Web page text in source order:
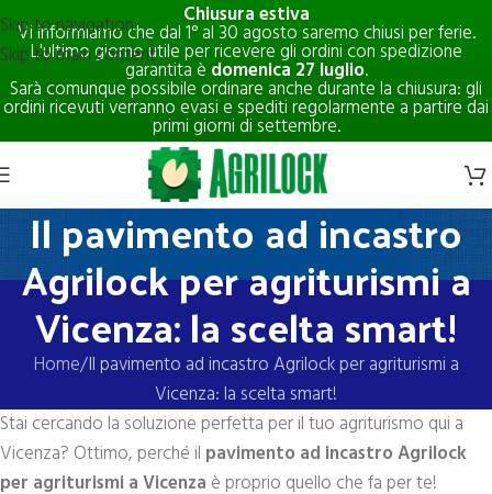
Chiusura estiva
Vi informiamo che dal 1° al 30 agosto saremo chiusi per ferie.
L'ultimo giorno utile per ricevere gli ordini con spedizione
garantita è domenica 27 luglio.
Sarà comunque possibile ordinare anche durante la chiusura: gli
ordini ricevuti verranno evasi e spediti regolarmente a partire dai
primi giorni di settembre.
Skip to navigation
Skip to main content
Il pavimento ad incastro
Agrilock per agriturismi a
Vicenza: la scelta smart!
Home Il pavimento ad incastro Agrilock per agriturismi a
Vicenza: la scelta smart!
Stai cercando la soluzione perfetta per il tuo agriturismo qui a
Vicenza? Ottimo, perché il pavimento ad incastro Agrilock
per agriturismi a Vicenza è proprio quello che fa per te!